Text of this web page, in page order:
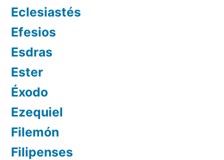
Eclesiastés
Efesios
Esdras
Ester
Éxodo
Ezequiel
Filemón
Filipenses